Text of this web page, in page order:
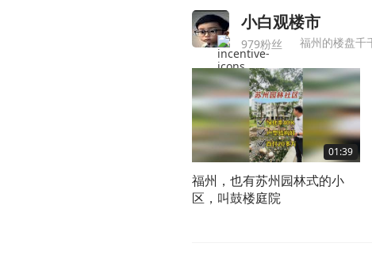
小白观楼市
979粉丝
01:39
福州，也有苏州园林式的小
区，叫鼓楼庭院